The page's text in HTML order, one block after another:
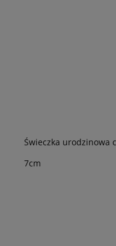
Świeczka urodzinowa
7cm